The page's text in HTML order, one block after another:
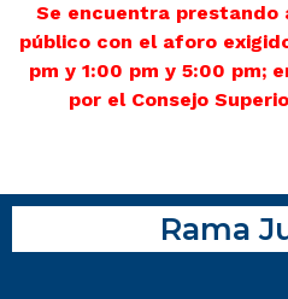
Se encuentra prestando
público con el aforo
pm y 1:00 pm y 5:00 pm;
por el Consejo
Rama